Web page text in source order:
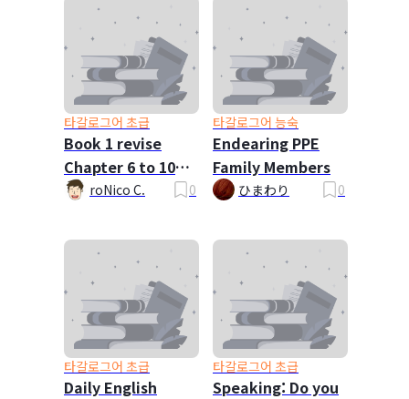
타갈로그어 초급
Book 1 revise
Chapter 6 to 10
requested by
roNico C. 0
타갈로그어 능숙
Endearing PPE
Family Members
ひまわり 0
타갈로그어 초급
Daily English
타갈로그어 초급
Speaking: Do you